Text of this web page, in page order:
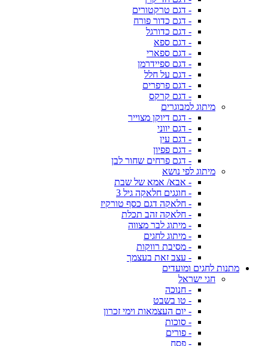
- דגם טרקטורים
- דגם כדור פורח
- דגם כדורגל
- דגם ספא
- דגם ספארי
- דגם ספיידרמן
- דגם על חלל
- דגם פרפרים
- דגם קרקס
מיתוג למבוגרים
- דגם דיוקן מצוייר
- דגם יווני
- דגם עין
- דגם פפיון
- דגם פרחים שחור לבן
מיתוג לפי נושא
- אבא/ אמא של שבת
- חוגגים חלאקה גיל 3
- חלאקה דגם כסף טורקיז
- חלאקה זהב תכלת
- מיתוג לבר מצווה
- מיתוג לחגים
- מסיבת רווקות
- עצב זאת בעצמך
מתנות לחגים ומועדים
חגי ישראל
- חנוכה
- טו בשבט
- יום העצמאות וימי זכרון
- סוכות
- פורים
- פסח